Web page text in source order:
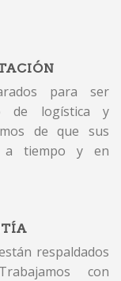
para ser
de logística y
de que sus
a tiempo y en
respaldados
con